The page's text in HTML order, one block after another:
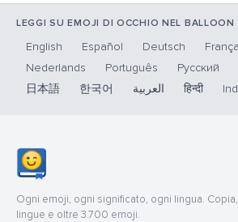
LEGGI SU EMOJI DI OCCHIO NEL
English Español Deutsch
Nederlands
Português Русский
日本語
한국어 العربية हिन्दी
Ogni emoji, ogni significato, ogni lingua.
lingue e oltre 3.700 emoji.